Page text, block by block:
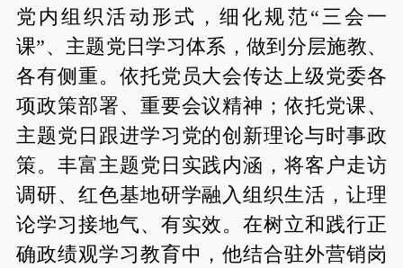
党内组织活动形式，细化规范“三会一
课”、主题党日学习体系，做到分层施教、
各有侧重。依托党员大会传达上级党委各
项政策部署、重要会议精神；依托党课、
主题党日跟进学习党的创新理论与时事政
策。丰富主题党日实践内涵，将客户走访
调研、红色基地研学融入组织生活，让理
论学习接地气、有实效。在树立和践行正
确政绩观学习教育中，他结合驻外营销岗